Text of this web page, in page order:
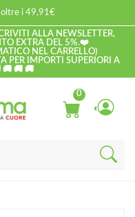
oltre i 49,91€
ALLA NEWSLETTER,
EXTRA DEL 5%.❤️
NEL CARRELLO)
PER IMPORTI SUPERIORI A
🚚 🚚
0